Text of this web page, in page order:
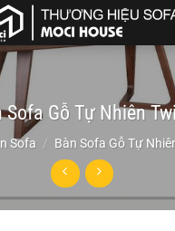
Sofa Gỗ Tự Nhiên
Sofa / Bàn Sofa Gỗ Tự